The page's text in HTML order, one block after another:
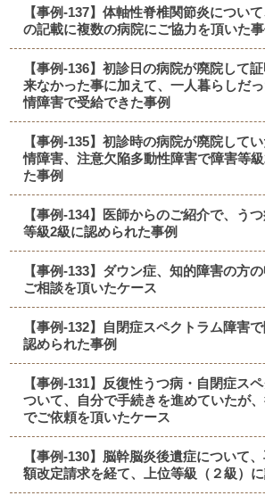
【事例-137】体軸性脊椎関節炎につい
の記載に複数の病院にご協力を頂いた事
【事例-136】初診日の病院が廃院して
来なかった事に加えて、一人暮らしだ
情障害で受給できた事例
【事例-135】初診時の病院が廃院して
情障害、注意欠陥多動性障害で障害等
た事例
【事例-134】医師からのご紹介で、う
等級2級に認められた事例
【事例-133】ダウン症、知的障害の方の
ご相談を頂いたケース
【事例-132】自閉症スペクトラム障害
認められた事例
【事例-131】反復性うつ病・自閉症ス
ついて、自分で手続きを進めていたが
でご依頼を頂いたケース
【事例-130】脳幹脳炎後遺症について
額改定請求を経て、上位等級（２級）